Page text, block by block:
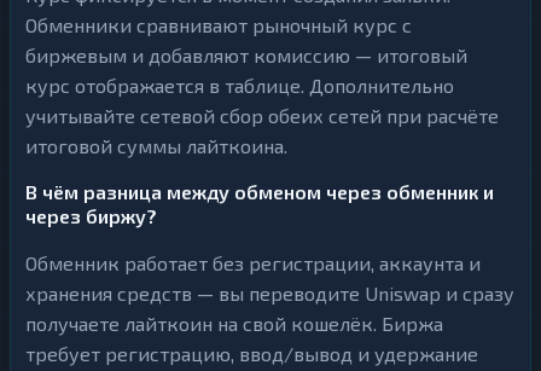
Обменники сравнивают рыночный курс с
биржевым и добавляют комиссию — итоговый
курс отображается в таблице. Дополнительно
учитывайте сетевой сбор обеих сетей при расчёте
итоговой суммы лайткоина.
В чём разница между обменом через обменник и
через биржу?
Обменник работает без регистрации, аккаунта и
хранения средств — вы переводите Uniswap и сразу
получаете лайткоин на свой кошелёк. Биржа
требует регистрацию, ввод/вывод и удержание